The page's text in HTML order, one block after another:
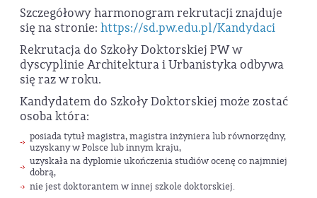
Szczegółowy harmonogram rekrutacji znajduje
się na stronie: https://sd.pw.edu.pl/Kandydaci
Rekrutacja do Szkoły Doktorskiej PW w
dyscyplinie Architektura i Urbanistyka odbywa
się raz w roku.
Kandydatem do Szkoły Doktorskiej może zostać
osoba która:
posiada tytuł magistra, magistra inżyniera lub równorzędny,
uzyskany w Polsce lub innym kraju,
uzyskała na dyplomie ukończenia studiów ocenę co najmniej
dobrą,
nie jest doktorantem w innej szkole doktorskiej.